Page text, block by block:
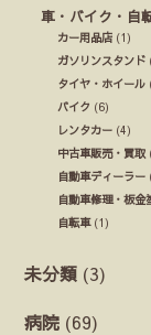
車・バイク・自
カー用品店 (1)
ガソリンスタンド
タイヤ・ホイール
バイク (6)
レンタカー (4)
中古車販売・買取
自動車ディーラー
自動車修理・板金
自転車(1)
未分類 (3)
病院 (69)